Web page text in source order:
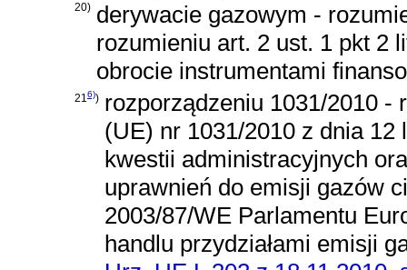
20) derywacie gazowym -
rozumieniu art. 2 ust. 1 pkt 2
obrocie instrumentami
216)) rozporządzeniu 1031/2010
(UE) nr 1031/2010 z dnia
kwestii administracyjnych
uprawnień do emisji gazów
2003/87/WE Parlamentu
handlu przydziałami emisji